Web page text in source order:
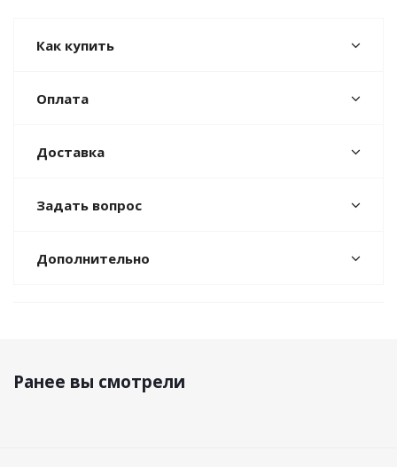
Как купить
Оплата
Доставка
Задать вопрос
Дополнительно
Ранее вы смотрели